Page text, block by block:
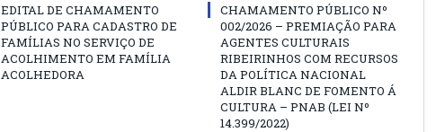
EDITAL DE CHAMAMENTO
PÚBLICO PARA CADASTRO DE
FAMÍLIAS NO SERVIÇO DE
ACOLHIMENTO EM FAMÍLIA
ACOLHEDORA
CHAMAMENTO PÚBLICO Nº
002/2026 – PREMIAÇÃO PARA
AGENTES CULTURAIS
RIBEIRINHOS COM RECURSOS
DA POLÍTICA NACIONAL
ALDIR BLANC DE FOMENTO Á
CULTURA – PNAB (LEI Nº
14.399/2022)